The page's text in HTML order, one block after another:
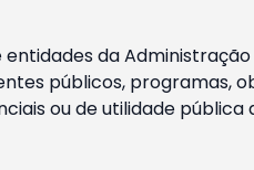
da
públicos, programas,
ou de utilidade